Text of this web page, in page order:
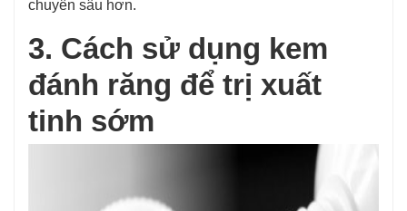
chuyên sâu hơn.
3. Cách sử dụng kem
đánh răng để trị xuất
tinh sớm